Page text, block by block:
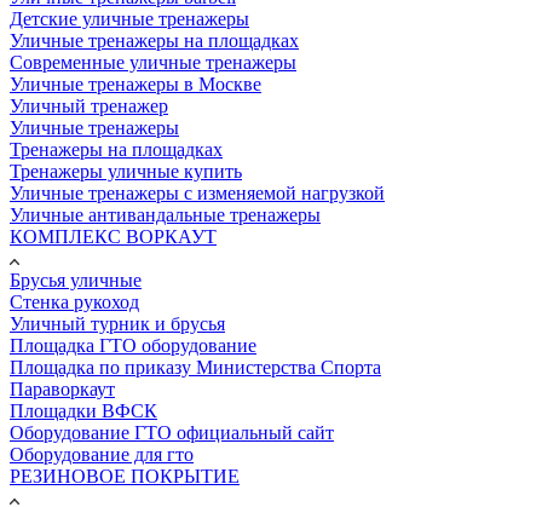
Детские уличные тренажеры
Уличные тренажеры на площадках
Современные уличные тренажеры
Уличные тренажеры в Москве
Уличный тренажер
Уличные тренажеры
Тренажеры на площадках
Тренажеры уличные купить
Уличные тренажеры с изменяемой нагрузкой
Уличные антивандальные тренажеры
КОМПЛЕКС ВОРКАУТ
Брусья уличные
Стенка рукоход
Уличный турник и брусья
Площадка ГТО оборудование
Площадка по приказу Министерства Спорта
Параворкаут
Площадки ВФСК
Оборудование ГТО официальный сайт
Оборудование для гто
РЕЗИНОВОЕ ПОКРЫТИЕ